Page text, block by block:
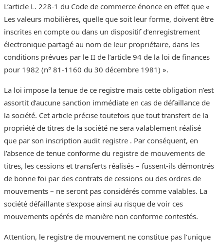
L’article L. 228-1 du Code de commerce énonce en effet que «
Les valeurs mobilières, quelle que soit leur forme, doivent être
inscrites en compte ou dans un dispositif d’enregistrement
électronique partagé au nom de leur propriétaire, dans les
conditions prévues par le II de l’article 94 de la loi de finances
pour 1982 (n° 81-1160 du 30 décembre 1981) ».
La loi impose la tenue de ce registre mais cette obligation n’est
assortit d’aucune sanction immédiate en cas de défaillance de
la société. Cet article précise toutefois que tout transfert de la
propriété de titres de la société ne sera valablement réalisé
que par son inscription audit registre . Par conséquent, en
l’absence de tenue conforme du registre de mouvements de
titres, les cessions et transferts réalisés – fussent-ils démontrés
de bonne foi par des contrats de cessions ou des ordres de
mouvements – ne seront pas considérés comme valables. La
société défaillante s’expose ainsi au risque de voir ces
mouvements opérés de manière non conforme contestés.
Attention, le registre de mouvement ne constitue pas l’unique